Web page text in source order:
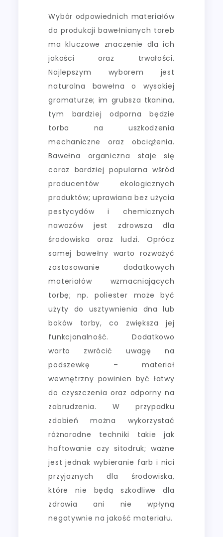
Wybór odpowiednich materiałów
do produkcji bawełnianych toreb
ma kluczowe znaczenie dla ich
jakości oraz trwałości.
Najlepszym wyborem jest
naturalna bawełna o wysokiej
gramaturze; im grubsza tkanina,
tym bardziej odporna będzie
torba na uszkodzenia
mechaniczne oraz obciążenia.
Bawełna organiczna staje się
coraz bardziej popularna wśród
producentów ekologicznych
produktów; uprawiana bez użycia
pestycydów i chemicznych
nawozów jest zdrowsza dla
środowiska oraz ludzi. Oprócz
samej bawełny warto rozważyć
zastosowanie dodatkowych
materiałów wzmacniających
torbę; np. poliester może być
użyty do usztywnienia dna lub
boków torby, co zwiększa jej
funkcjonalność. Dodatkowo
warto zwrócić uwagę na
podszewkę – materiał
wewnętrzny powinien być łatwy
do czyszczenia oraz odporny na
zabrudzenia. W przypadku
zdobień można wykorzystać
różnorodne techniki takie jak
haftowanie czy sitodruk; ważne
jest jednak wybieranie farb i nici
przyjaznych dla środowiska,
które nie będą szkodliwe dla
zdrowia ani nie wpłyną
negatywnie na jakość materiału.